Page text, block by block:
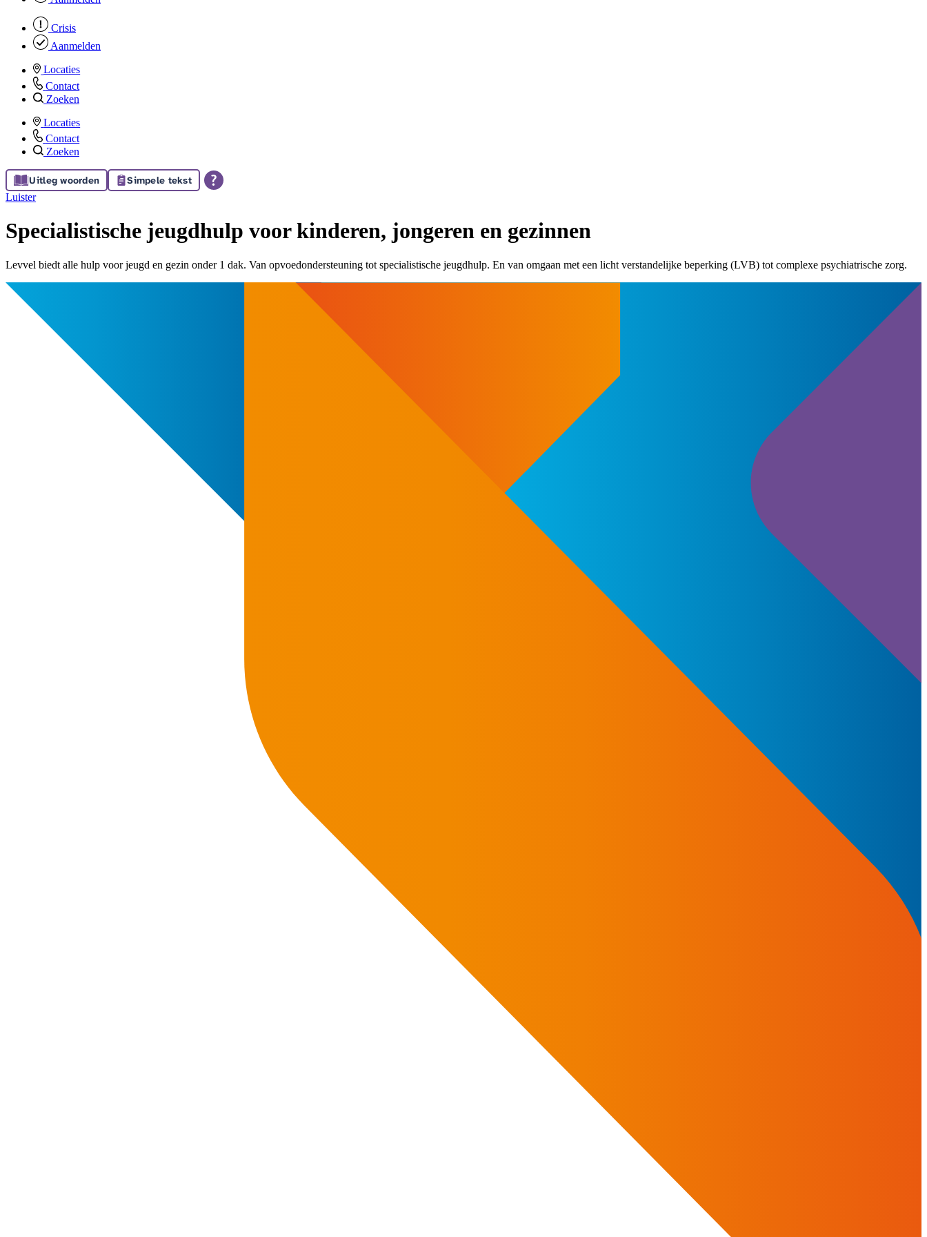
Crisis
Aanmelden
Locaties
Contact
Zoeken
Locaties
Contact
Zoeken
Uitleg woorden Simpele tekst
Luister
Specialistische jeugdhulp voor kinderen, jongeren en gezinnen
Levvel biedt alle hulp ​voor jeugd en gezin ​onder 1 dak​. Van opvoedondersteuning tot specialistische jeugdhulp​. En van​​ omgaan met een licht verstandelijke beperking (LVB)​ ​tot ​complexe psychiatrische zorg.